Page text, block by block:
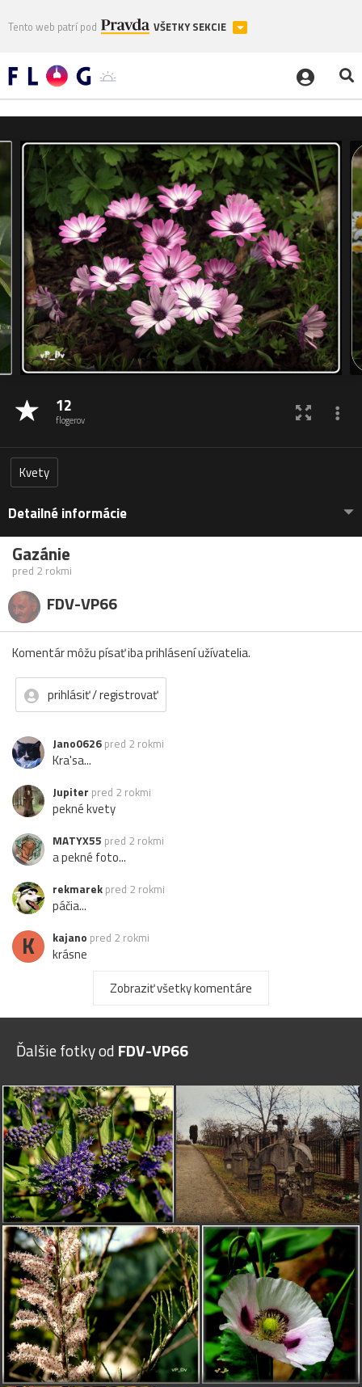
Tento web patrí pod VŠETKY SEKCIE
12
flogerov
Kvety
Detailné informácie
Gazánie
pred 2 rokmi
FDV-VP66
Komentár môžu písať iba prihlásení užívatelia.
prihlásiť / registrovať
Jano0626 pred 2 rokmi
Kra'sa...
Jupiter pred 2 rokmi
pekné kvety
MATYX55 pred 2 rokmi
a pekné foto...
rekmarek pred 2 rokmi
páčia...
K kajano pred 2 rokmi
krásne
pred 2 rokmi
Zobraziť všetky komentáre
Ďalšie fotky od FDV-VP66